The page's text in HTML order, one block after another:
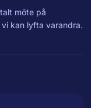
möte på
kan lyfta varandra.